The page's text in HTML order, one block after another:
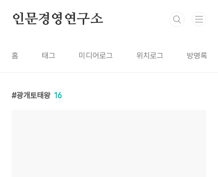
인문경영연구소
홈 태그 미디어로그 위치로그 방명록
광개토태왕 16